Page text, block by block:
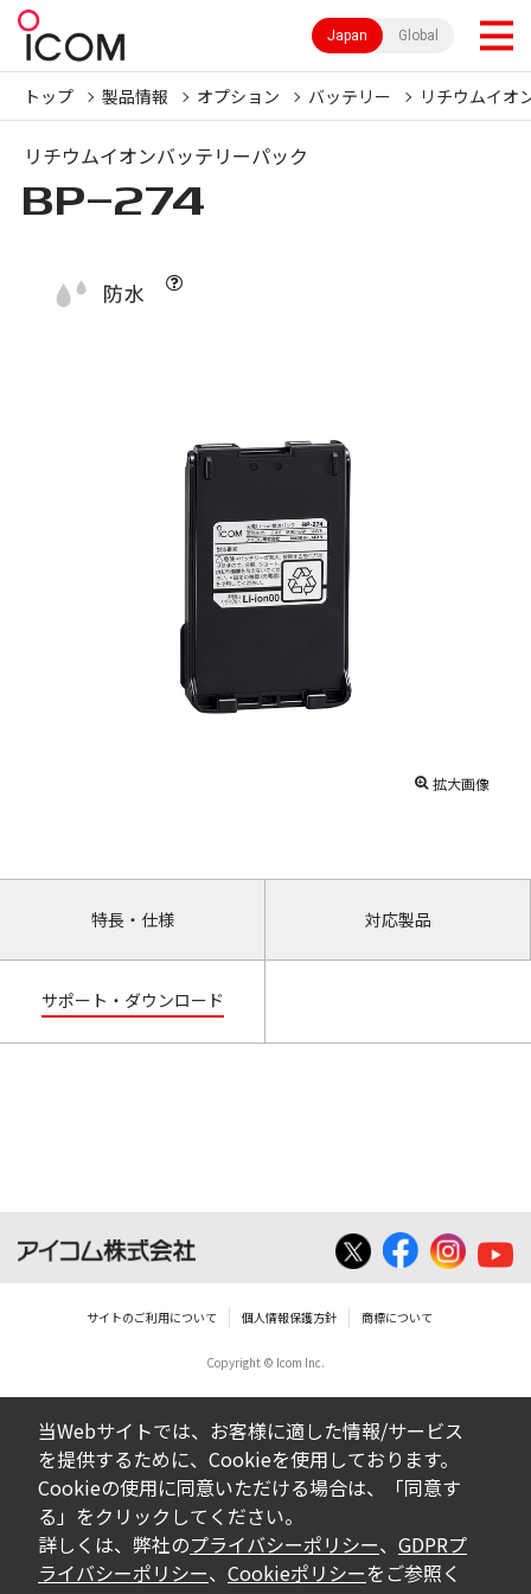
Japan Global
トップ 製品情報 オプション バッテリー リチウムイオ
リチウムイオンバッテリーパック
BP-274
拡大画像
特長・仕様 対応製品
サポート・ダウンロード
サイトのご利用について 個人情報保護方針 商標について
Copyright © Icom Inc.
当Webサイトでは、お客様に適した情報/サービス
を提供するために、Cookieを使用しております。
Cookieの使用に同意いただける場合は、「同意す
る」をクリックしてください。
詳しくは、弊社のプライバシーポリシー、 GDPRプ
ライバシーポリシー、 Cookieポリシーをご参照く